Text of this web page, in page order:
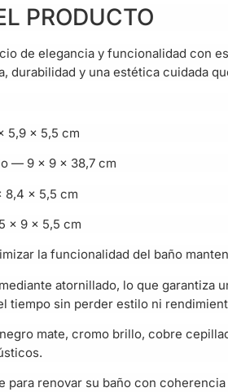
PRODUCTO
de elegancia y funcionalidad con
durabilidad y una estética cuidada
5,9 x 5,5 cm
— 9 x 9 x 38,7 cm
8,4 x 5,5 cm
x 9 x 5,5 cm
la funcionalidad del baño
atornillado, lo que garantiza
tiempo sin perder estilo ni
mate, cromo brillo, cobre
para renovar su baño con